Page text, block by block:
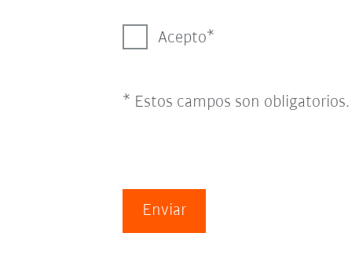
Acepto
* Estos campos son obligatorios.
Enviar